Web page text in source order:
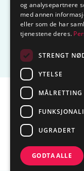
og analysepartnere
med annen
eller som de har
tjenestene deres.
STRENGT
YTELSE
MÅLRETTING
UGRADERT
GODTA ALLE